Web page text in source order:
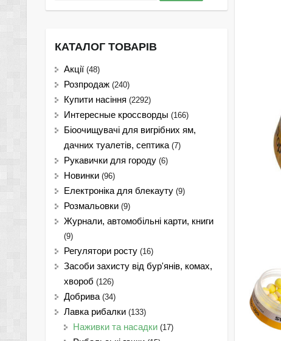
КАТАЛОГ ТОВАРІВ
Акції (48)
Розпродаж (240)
Купити насіння (2292)
Интересные кроссворды (166)
Біоочищувачі для вигрібних ям,
дачних туалетів, септика (7)
Рукавички для городу (6)
Новинки (96)
Електроніка для блекауту (9)
Розмальовки (9)
Журнали, автомобільні карти, книги
(9)
Регулятори росту (16)
Засоби захисту від бур'янів, комах,
хвороб (126)
Добрива (34)
Лавка рибалки (133)
Наживки та насадки (17)